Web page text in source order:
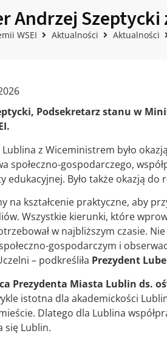
Andrzej
WSEI Aktualności Aktualności
Podsekretarz stanu w
z Wiceministrem było
społeczno-gospodarczego,
edukacyjnej. Było także okazją
na kształcenie praktyczne, aby
Wszystkie kierunki, które
w najbliższym czasie.
gospodarczym i
– podkreśliła Prezydent
Prezydenta Miasta Lublin ds.
istotna dla akademickości
Dlatego dla Lublina
się Lublin.